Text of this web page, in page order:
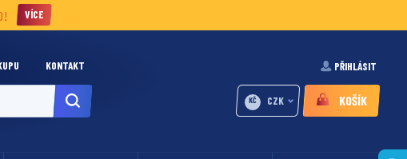
VÍCE
KONTAKT PŘIHLÁSIT
KČ CZK KOŠÍK